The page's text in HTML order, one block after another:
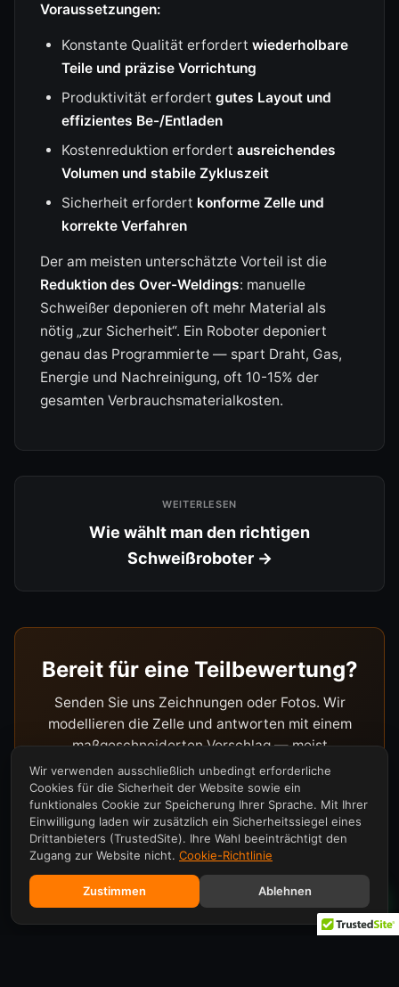
Voraussetzungen:
Konstante Qualität erfordert wiederholbare
Teile und präzise Vorrichtung
Produktivität erfordert gutes Layout und
effizientes Be-/Entladen
Kostenreduktion erfordert ausreichendes
Volumen und stabile Zykluszeit
Sicherheit erfordert konforme Zelle und
korrekte Verfahren
Der am meisten unterschätzte Vorteil ist die
Reduktion des Over-Weldings: manuelle
Schweißer deponieren oft mehr Material als
nötig „zur Sicherheit“. Ein Roboter deponiert
genau das Programmierte — spart Draht, Gas,
Energie und Nachreinigung, oft 10-15% der
gesamten Verbrauchsmaterialkosten.
WEITERLESEN
Wie wählt man den richtigen
Schweißroboter →
Bereit für eine Teilbewertung?
Senden Sie uns Zeichnungen oder Fotos. Wir
modellieren die Zelle und antworten mit einem
maßgeschneiderten Vorschlag — meist
innerhalb 24 Stunden.
Wir verwenden ausschließlich unbedingt erforderliche
Cookies für die Sicherheit der Website sowie ein
funktionales Cookie zur Speicherung Ihrer Sprache. Mit Ihrer
Einwilligung laden wir zusätzlich ein Sicherheitssiegel eines
Drittanbieters (TrustedSite). Ihre Wahl beeinträchtigt den
Zugang zur Website nicht. Cookie-Richtlinie
Zustimmen Ablehnen